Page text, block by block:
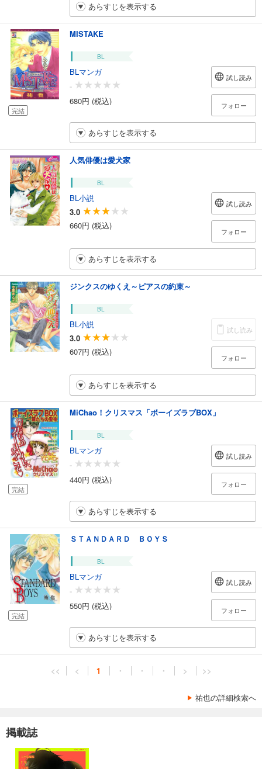
あらすじを表示する
完結
MISTAKE
BL
BLマンガ
-
680円 (税込)
試し読み
フォロー
あらすじを表示する
人気俳優は愛犬家
BL
BL小説
3.0
660円 (税込)
試し読み
フォロー
あらすじを表示する
ジンクスのゆくえ～ピアスの約束～
BL
BL小説
3.0
607円 (税込)
試し読み
フォロー
あらすじを表示する
完結
MiChao！クリスマス「ボーイズラブBOX」
BL
BLマンガ
-
440円 (税込)
試し読み
フォロー
あらすじを表示する
完結
ＳＴＡＮＤＡＲＤ ＢＯＹＳ
BL
BLマンガ
-
550円 (税込)
試し読み
フォロー
あらすじを表示する
<< < 1 ・ ・ ・ > >>
祐也の詳細検索へ
掲載誌